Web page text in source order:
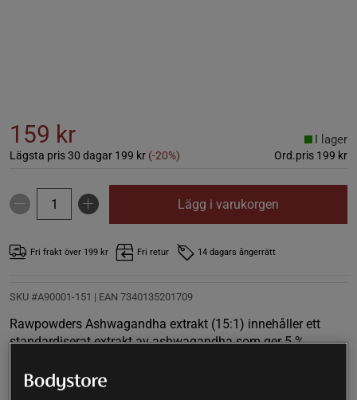
159 kr
Lägsta pris 30 dagar 199 kr (-20%) Ord.pris 199 kr
I lager
Lägg i varukorgen
Fri frakt över 199 kr Fri retur 14 dagars ångerrätt
SKU #A90001-151 | EAN 7340135201709
Rawpowders Ashwagandha extrakt (15:1) innehåller ett
standardiserat extrakt av ashwagandha som ger 5 %
Läs mer